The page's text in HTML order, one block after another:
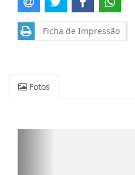
Ficha de Impressão
Fotos